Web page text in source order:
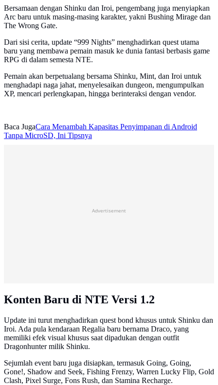
Bersamaan dengan Shinku dan Iroi, pengembang juga menyiapkan
Arc baru untuk masing-masing karakter, yakni Bushing Mirage dan
The Wrong Gate.
Dari sisi cerita, update “999 Nights” menghadirkan quest utama
baru yang membawa pemain masuk ke dunia fantasi berbasis game
RPG di dalam semesta NTE.
Pemain akan berpetualang bersama Shinku, Mint, dan Iroi untuk
menghadapi naga jahat, menyelesaikan dungeon, mengumpulkan
XP, mencari perlengkapan, hingga berinteraksi dengan vendor.
Baca JugaCara Menambah Kapasitas Penyimpanan di Android
Tanpa MicroSD, Ini Tipsnya
Advertisement
Konten Baru di NTE Versi 1.2
Update ini turut menghadirkan quest bond khusus untuk Shinku dan
Iroi. Ada pula kendaraan Regalia baru bernama Draco, yang
memiliki efek visual khusus saat dipadukan dengan outfit
Dragonhunter milik Shinku.
Sejumlah event baru juga disiapkan, termasuk Going, Going,
Gone!, Shadow and Seek, Fishing Frenzy, Warren Lucky Flip, Gold
Clash, Pixel Surge, Fons Rush, dan Stamina Recharge.